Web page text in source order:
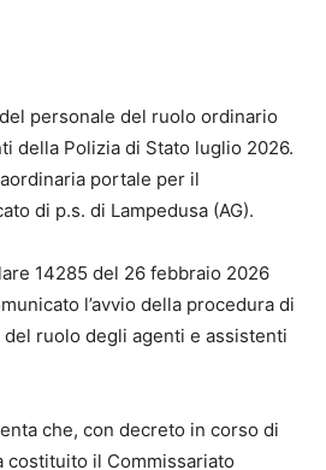
personale del ruolo ordinario
della Polizia di Stato luglio 2026.
portale per il
di p.s. di Lampedusa (AG).
14285 del 26 febbraio 2026
l’avvio della procedura di
ruolo degli agenti e assistenti
che, con decreto in corso di
costituito il Commissariato